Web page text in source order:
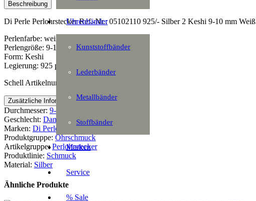
Uhrenbänder
Kunststoffbänder
Lederbänder
Metallbänder
Stoffbänder
Marken
Service
% Sale
Beschreibung
Di Perle Perlohrstecker Ref.-Nr.: 05102110 925/- Silber 2 Keshi 9-10 mm Weiß
Perlenfarbe: weiß
Perlengröße: 9-10
Form: Keshi
Legierung: 925 platiniert
Schell Artikelnummer: 171290
Zusätzliche Information
Durchmesser: 9-10 mm
Geschlecht: Damen
Marken: Di Perle
Produktgruppe: Ohrschmuck
Artikelgruppe:Perlohrstecker
Produktlinie: Schmuck
Material: Silber
Ähnliche Produkte